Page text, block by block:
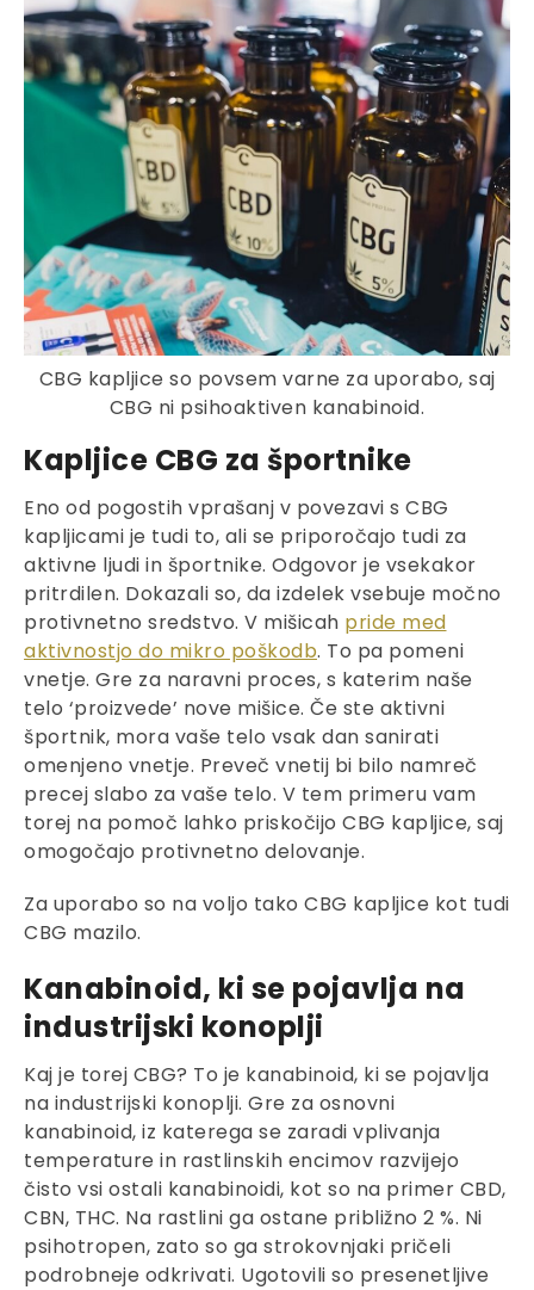
CBG kapljice so povsem varne za uporabo, saj
CBG ni psihoaktiven kanabinoid.
Kapljice CBG za športnike
Eno od pogostih vprašanj v povezavi s CBG
kapljicami je tudi to, ali se priporočajo tudi za
aktivne ljudi in športnike. Odgovor je vsekakor
pritrdilen. Dokazali so, da izdelek vsebuje močno
protivnetno sredstvo. V mišicah pride med
aktivnostjo do mikro poškodb. To pa pomeni
vnetje. Gre za naravni proces, s katerim naše
telo ‘proizvede’ nove mišice. Če ste aktivni
športnik, mora vaše telo vsak dan sanirati
omenjeno vnetje. Preveč vnetij bi bilo namreč
precej slabo za vaše telo. V tem primeru vam
torej na pomoč lahko priskočijo CBG kapljice, saj
omogočajo protivnetno delovanje.
Za uporabo so na voljo tako CBG kapljice kot tudi
CBG mazilo.
Kanabinoid, ki se pojavlja na
industrijski konoplji
Kaj je torej CBG? To je kanabinoid, ki se pojavlja
na industrijski konoplji. Gre za osnovni
kanabinoid, iz katerega se zaradi vplivanja
temperature in rastlinskih encimov razvijejo
čisto vsi ostali kanabinoidi, kot so na primer CBD,
CBN, THC. Na rastlini ga ostane približno 2 %. Ni
psihotropen, zato so ga strokovnjaki pričeli
podrobneje odkrivati. Ugotovili so presenetljive